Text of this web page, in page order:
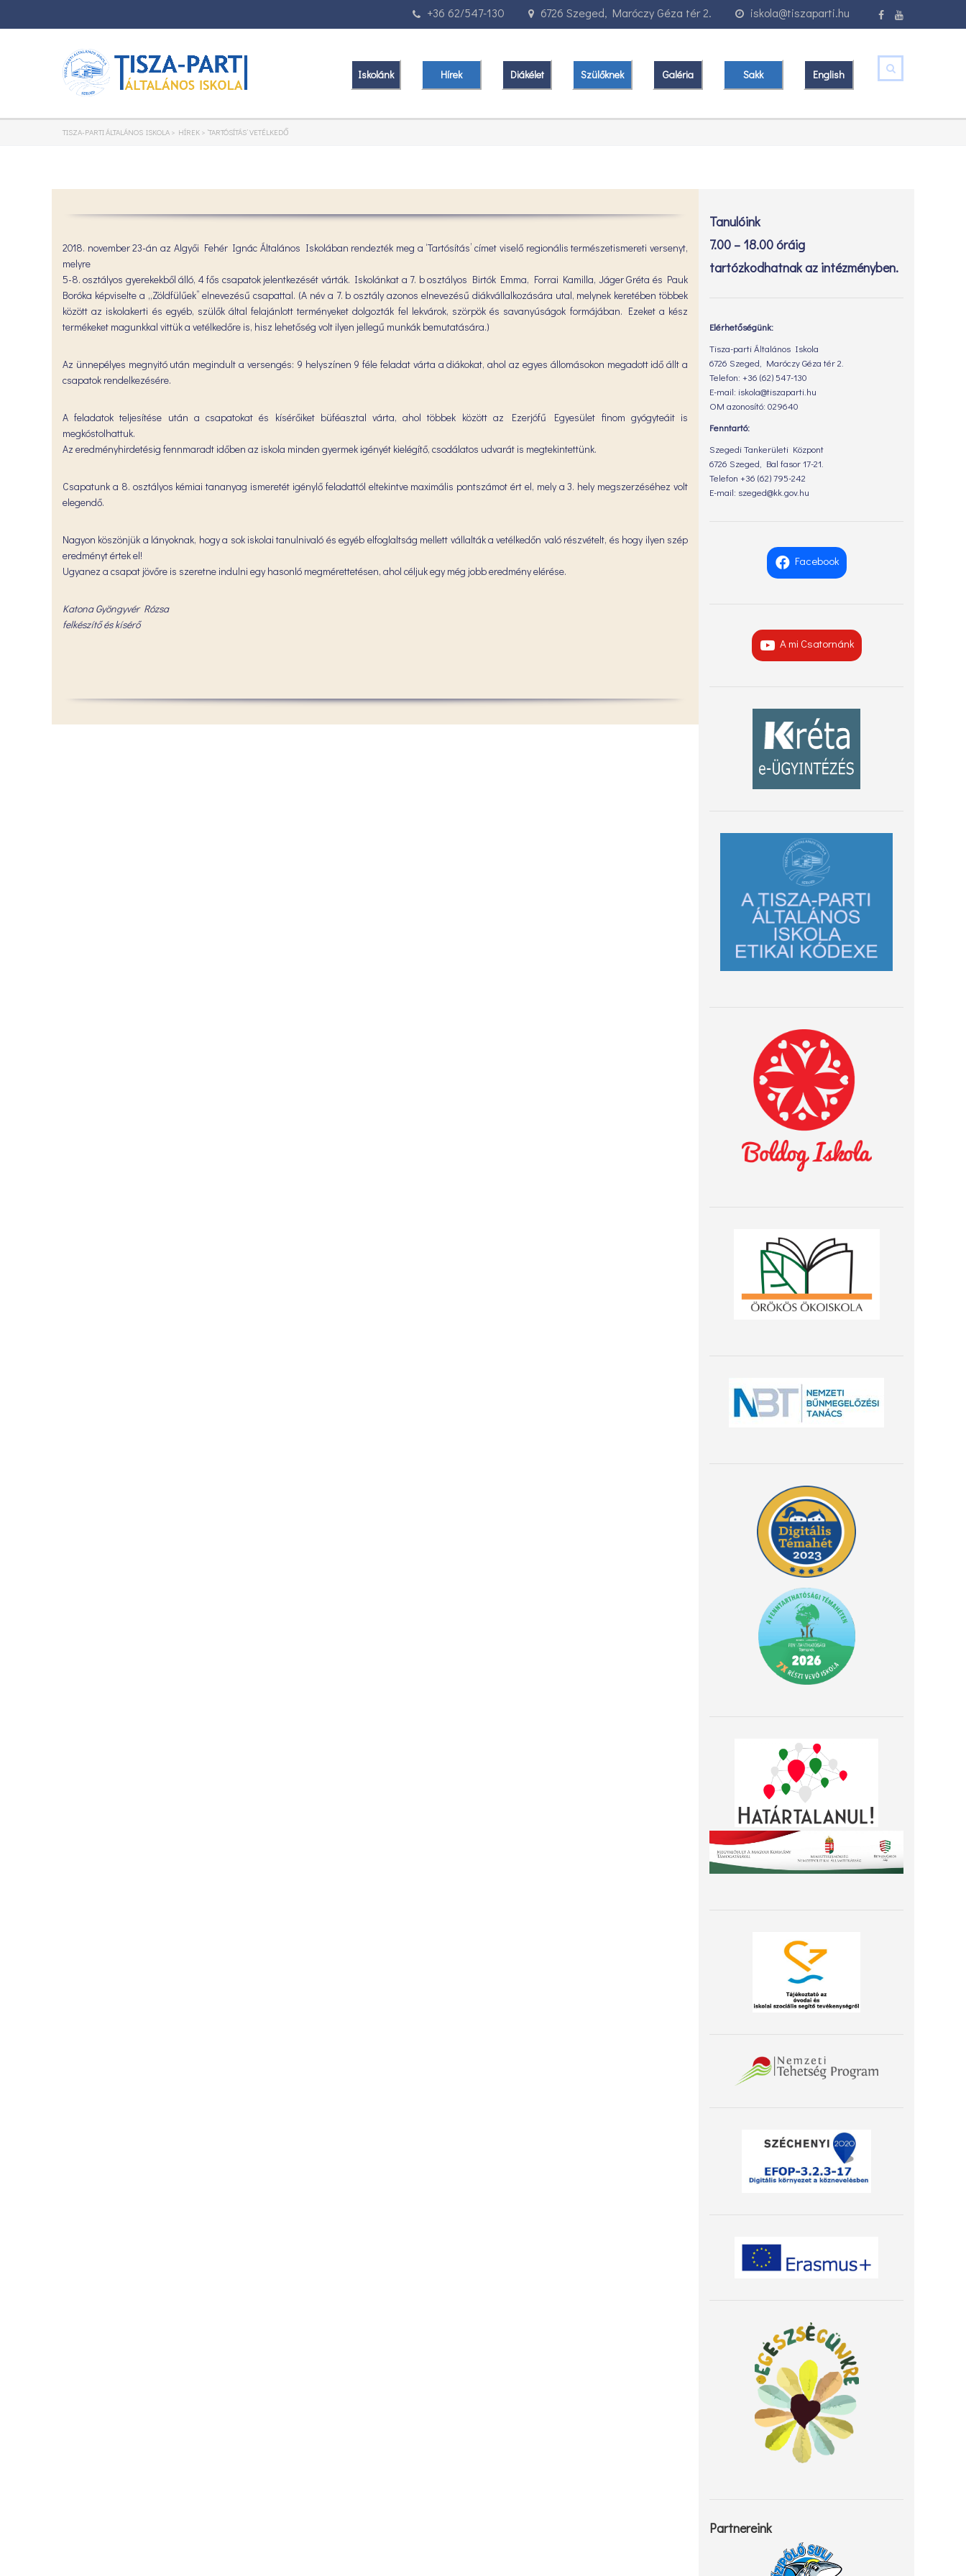
iskola@tiszaparti.hu
6726 Szeged, Maróczy Géza tér 2.
+36 62/547-130
Iskolánk Hírek Diákélet Szülőknek Galéria Sakk English
TISZA-PARTI ÁLTALÁNOS ISKOLA > HÍREK > ’TARTÓSÍTÁS’ VETÉLKEDŐ
2018. november 23-án az Algyői Fehér Ignác Általános Iskolában rendezték meg a ‘Tartósítás’ címet viselő regionális természetismereti versenyt,
melyre
5-8. osztályos gyerekekből álló, 4 fős csapatok jelentkezését várták. Iskolánkat a 7. b osztályos Birtók Emma, Forrai Kamilla, Jáger Gréta és Pauk
Boróka képviselte a „Zöldfülűek” elnevezésű csapattal. (A név a 7. b osztály azonos elnevezésű diákvállalkozására utal, melynek keretében többek
között az iskolakerti és egyéb, szülők által felajánlott terményeket dolgozták fel lekvárok, szörpök és savanyúságok formájában. Ezeket a kész
termékeket magunkkal vittük a vetélkedőre is, hisz lehetőség volt ilyen jellegű munkák bemutatására.)
Az ünnepélyes megnyitó után megindult a versengés: 9 helyszínen 9 féle feladat várta a diákokat, ahol az egyes állomásokon megadott idő állt a
csapatok rendelkezésére.
A feladatok teljesítése után a csapatokat és kísérőiket büféasztal várta, ahol többek között az Ezerjófű Egyesület finom gyógyteáit is
megkóstolhattuk.
Az eredményhirdetésig fennmaradt időben az iskola minden gyermek igényét kielégítő, csodálatos udvarát is megtekintettünk.
Csapatunk a 8. osztályos kémiai tananyag ismeretét igénylő feladattól eltekintve maximális pontszámot ért el, mely a 3. hely megszerzéséhez volt
elegendő.
Nagyon köszönjük a lányoknak, hogy a sok iskolai tanulnivaló és egyéb elfoglaltság mellett vállalták a vetélkedőn való részvételt, és hogy ilyen szép
eredményt értek el!
Ugyanez a csapat jövőre is szeretne indulni egy hasonló megmérettetésen, ahol céljuk egy még jobb eredmény elérése.
Katona Gyöngyvér Rózsa
felkészítő és kísérő
Tanulóink
7.00 – 18.00 óráig
tartózkodhatnak az intézményben.
Elérhetőségünk:
Tisza-parti Általános Iskola
6726 Szeged, Maróczy Géza tér 2.
Telefon: +36 (62) 547-130
E-mail: iskola@tiszaparti.hu
OM azonosító: 029640
Fenntartó:
Szegedi Tankerületi Központ
6726 Szeged, Bal fasor 17-21.
Telefon +36 (62) 795-242
E-mail: szeged@kk.gov.hu
Facebook
A mi Csatornánk
Partnereink